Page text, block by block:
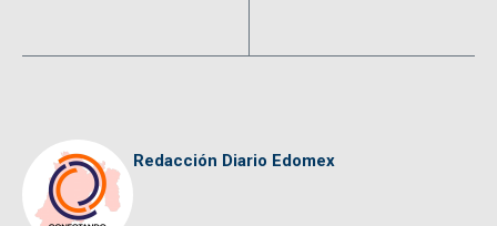
Redacción Diario Edomex